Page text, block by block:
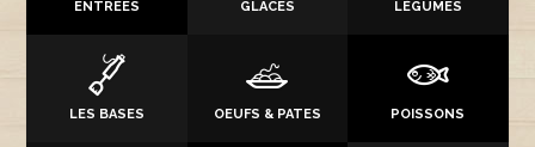
ENTRÉES GLACES LÉGUMES
LES BASES OEUFS & PATES POISSONS